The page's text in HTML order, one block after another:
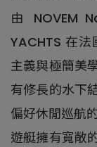
由 NOVEM
YACHTS 在
主義與極簡美
有修長的水下
偏好休閒巡航
遊艇擁有寬敞